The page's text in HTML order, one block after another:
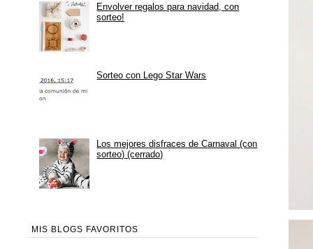
Envolver regalos para navidad, con
sorteo!
Sorteo con Lego Star Wars
Los mejores disfraces de Carnaval (con
sorteo) (cerrado)
MIS BLOGS FAVORITOS